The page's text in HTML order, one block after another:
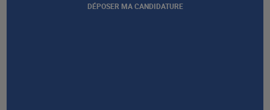
DÉPOSER MA CANDIDATURE